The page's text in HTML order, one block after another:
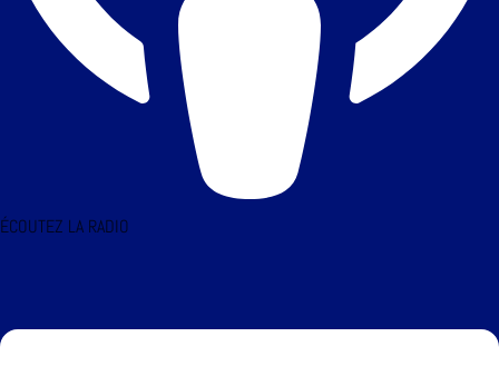
ÉCOUTEZ LA RADIO